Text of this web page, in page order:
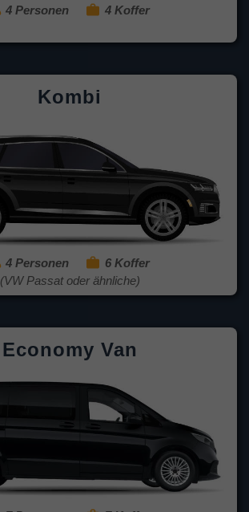
4 Personen 4 Koffer
Kombi
4 Personen
6 Koffer
(VW Passat oder ähnliche)
Economy Van